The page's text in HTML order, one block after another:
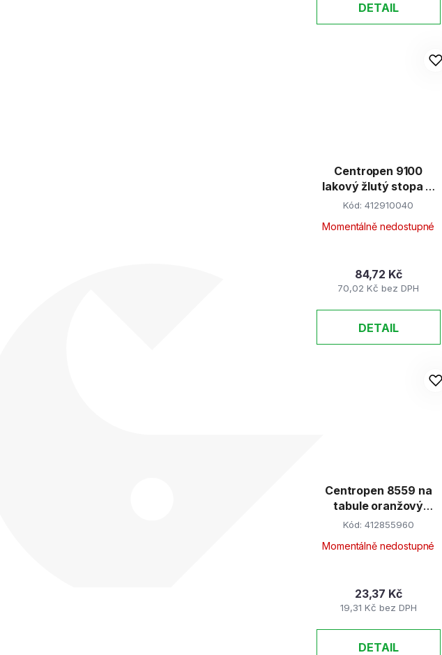
DETAIL
Centropen 9100
lakový žlutý stopa 1-
5mm
Kód:412910040
Momentálně nedostupné
70,02 Kč bez DPH
84,72 Kč
DETAIL
Centropen 8559 na
tabule oranžový
2,5mm
Kód: 412855960
Momentálně nedostupné
19,31 Kč bez DPH
23,37 Kč
DETAIL